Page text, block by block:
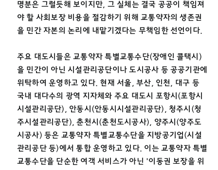
명분은 그럴듯해 보이지만, 그 실체는 결국 공공이 책임져
야 할 사회보장 비용을 절감하기 위해 교통약자의 생존권
을 민간 자본의 논리에 내맡기겠다는 무책임한 선언이다.
주요 대도시들은 교통약자 특별교통수단(장애인 콜택시)
을 민간이 아닌 시설관리공단이나 도시공사 등 공공기관에
위탁하여 운영하고 있다. 현재 서울, 부산, 인천, 대구 등
국내 대다수의 광역 지자체와 주요 대도시 포항시(포항시
시설관리공단), 안동시(안동시시설관리공단), 청주시(청
주시설관리공단), 춘천시(춘천도시공사), 양주시(양주도
시공사) 등은 교통약자 특별교통수단을 지방공기업(시설
관리공단 등)에서 통합 운영하고 있다. 이는 교통약자 특별
교통수단을 단순한 여객 서비스가 아닌 '이동권 보장을 위